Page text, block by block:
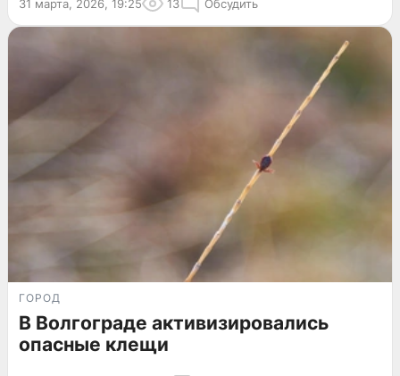
31 марта, 2026, 19:25 13 Обсудить
ГОРОД
В Волгограде активизировались
опасные клещи